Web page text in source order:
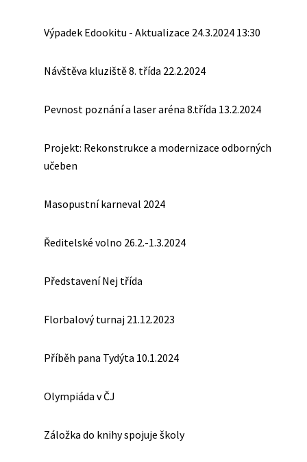
Výpadek Edookitu - Aktualizace 24.3.2024 13:30
Návštěva kluziště 8. třída 22.2.2024
Pevnost poznání a laser aréna 8.třída 13.2.2024
Projekt: Rekonstrukce a modernizace odborných
učeben
Masopustní karneval 2024
Ředitelské volno 26.2.-1.3.2024
Představení Nej třída
Florbalový turnaj 21.12.2023
Příběh pana Tydýta 10.1.2024
Olympiáda v ČJ
Záložka do knihy spojuje školy